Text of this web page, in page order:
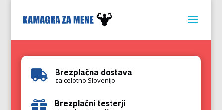
 Brezplačna dostava
za celotno Slovenijo
Brezplačni testerji